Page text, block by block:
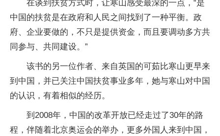
在谈到扶贫方式时，让寒山感受最深的一点，“是
中国的扶贫是在政府和人民之间找到了一种平衡。政
府、企业要做的，不只是提供资金，而且要调动多方共
同参与、共同建设。”
该书的另一位作者、来自英国的可茹比寒山更早来
到中国，并已关注中国扶贫事业多年，她与寒山对中国
的认识，有着相似的经历。
到2008年，中国的改革开放已经走过了30年的路
程，伴随着北京奥运会的举办，更多外国人来到中国，